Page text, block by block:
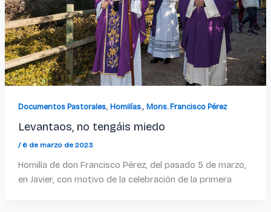
Documentos Pastorales, Homilías., Mons. Francisco Pérez
Levantaos, no tengáis miedo
/ 6 de marzo de 2023
Homilía de don Francisco Pérez, del pasado 5 de marzo,
en Javier, con motivo de la celebración de la primera